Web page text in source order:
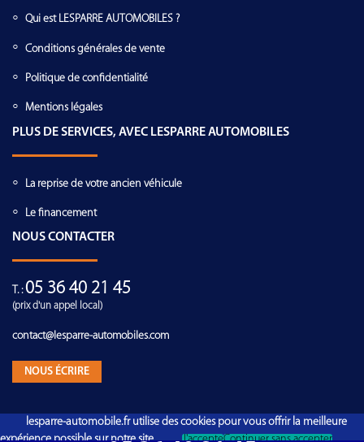
Qui est LESPARRE AUTOMOBILES ?
Conditions générales de vente
Politique de confidentialité
Mentions légales
PLUS DE SERVICES, AVEC LESPARRE AUTOMOBILES
La reprise de votre ancien véhicule
Le financement
NOUS CONTACTER
T. :05 36 40 21 45
(prix d'un appel local)
contact@lesparre-automobiles.com
NOUS ÉCRIRE
lesparre-automobile.fr utilise des cookies pour vous offrir la meilleure
expérience possible sur notre site.
J'accepteContinuer sans accepter